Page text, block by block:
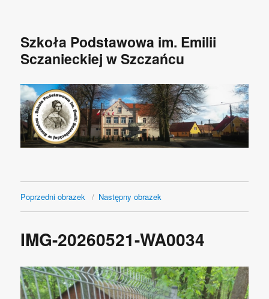
Szkoła Podstawowa im. Emilii
Sczanieckiej w Szczańcu
Poprzedni obrazek Następny obrazek
IMG-20260521-WA0034